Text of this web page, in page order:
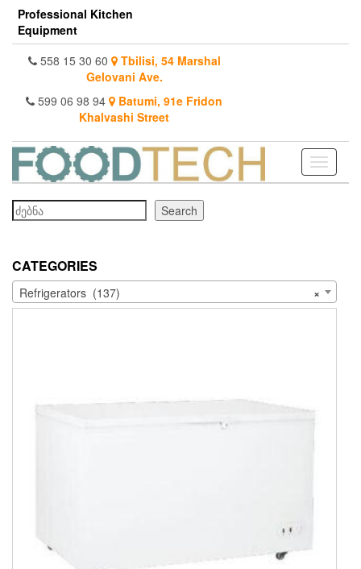
Skip
the
content
Professional Kitchen
Equipment
558 15 30 60
Tbilisi, 54 Marshal
Gelovani Ave.
599 06 98 94
Batumi, 91e Fridon
Khalvashi Street
Toggle
Search
Search
CATEGORIES
×
Refrigerators (137)